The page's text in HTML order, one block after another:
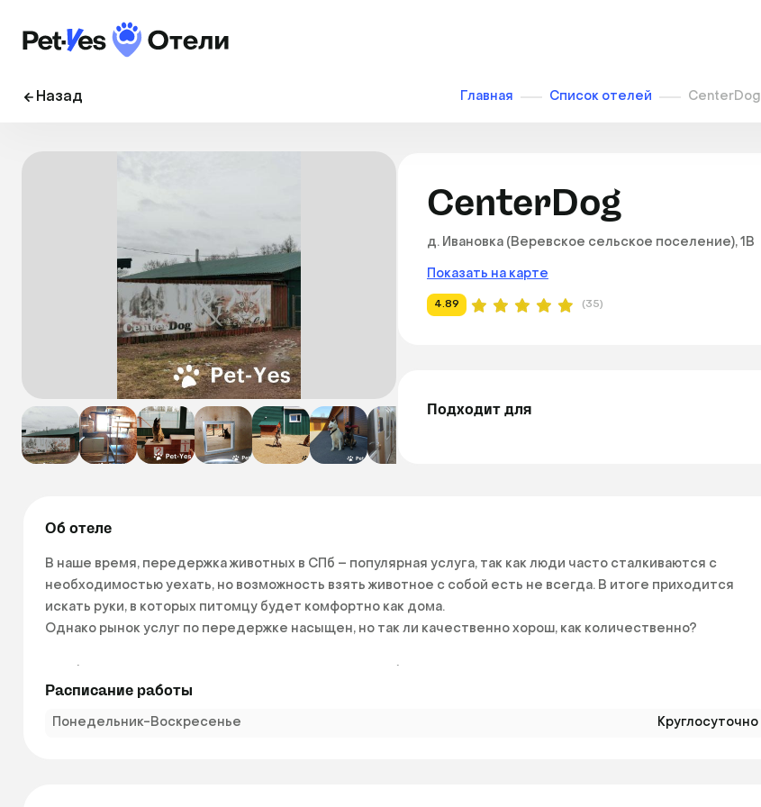
Назад Главная Список отелей CenterDog
CenterDog
д. Ивановка (Веревское сельское поселение), 1В
Показать на карте
4.89 (35)
Подходит для
Об отеле
В наше время, передержка животных в СПб – популярная услуга, так как люди часто сталкиваются с
необходимостью уехать, но возможность взять животное с собой есть не всегда. В итоге приходится
искать руки, в которых питомцу будет комфортно как дома.
Однако рынок услуг по передержке насыщен, но так ли качественно хорош, как количественно?
Территорию, где будет содержаться животное, потому что обязательно должно быть место для
Расписание работы
Понедельник-Воскресенье Круглосуточно